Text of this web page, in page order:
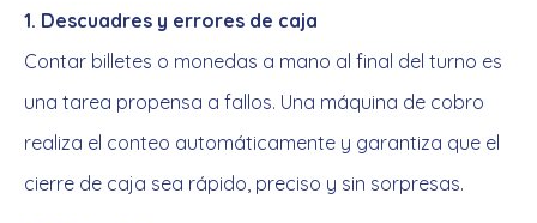
1. Descuadres y errores de caja
Contar billetes o monedas a mano al final del turno es
una tarea propensa a fallos. Una máquina de cobro
realiza el conteo automáticamente y garantiza que el
cierre de caja sea rápido, preciso y sin sorpresas.